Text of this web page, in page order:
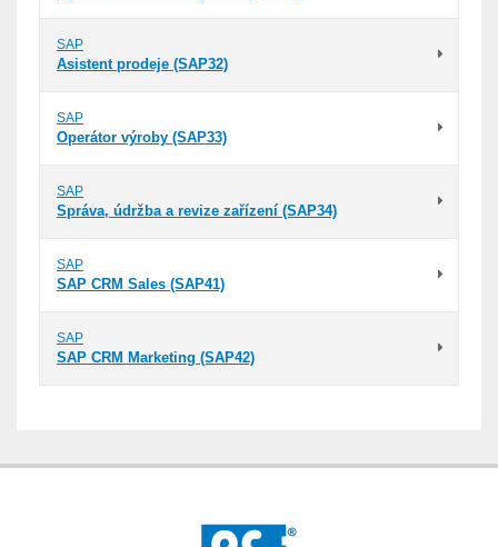
SAP
Asistent prodeje (SAP32)
SAP
Operátor výroby (SAP33)
SAP
Správa, údržba a revize zařízení (SAP34)
SAP
SAP CRM Sales (SAP41)
SAP
SAP CRM Marketing (SAP42)